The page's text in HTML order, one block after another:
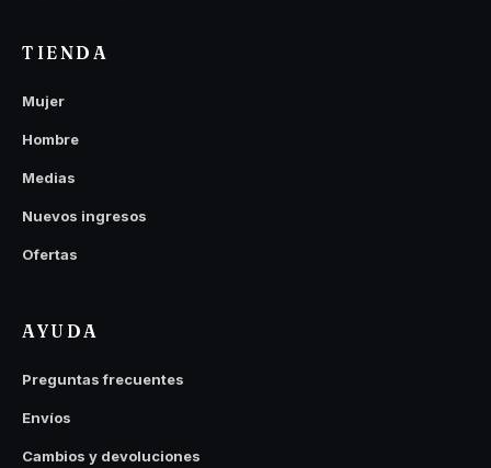
TIENDA
Mujer
Hombre
Medias
Nuevos ingresos
Ofertas
AYUDA
Preguntas frecuentes
Envíos
Cambios y devoluciones